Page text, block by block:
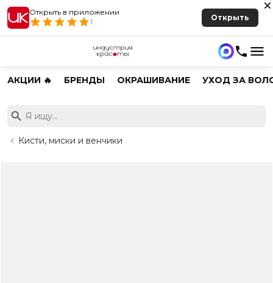
Открыть в приложении
1
Открыть
АКЦИИ 🔥 БРЕНДЫ ОКРАШИВАНИЕ УХОД ЗА
Кисти, миски и венчики